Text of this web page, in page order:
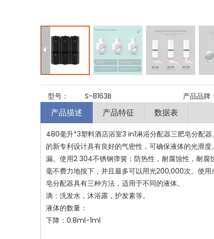
型号： S-8163B 产品品牌：
产品描述 产品特征 数据表
480毫升*3塑料酒店浴室3 in1淋浴分配器三肥皂分配
的新专利设计具有良好的气密性，可确保液体的光滑
漏。使用2 304不锈钢弹簧：防热性，耐腐蚀性，耐
毫不费力地按下，并且最多可以用光200,000次。使
皂分配器具有三种方法，适用于不同的液体。
滴：洗发水，沐浴露，护发素等。
液体的数量：
下降：0.8ml-1ml